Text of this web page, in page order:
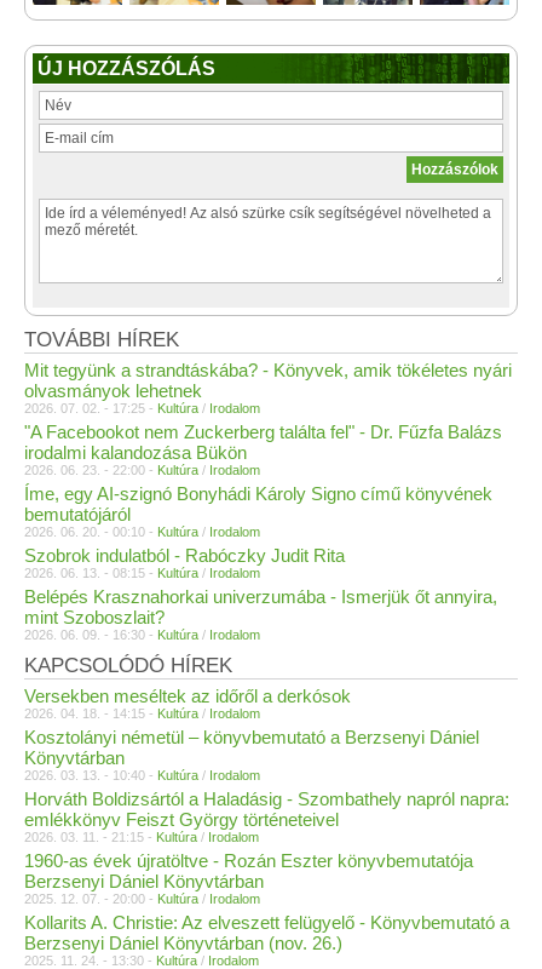
ÚJ HOZZÁSZÓLÁS
TOVÁBBI HÍREK
Mit tegyünk a strandtáskába? - Könyvek, amik tökéletes nyári
olvasmányok lehetnek
2026. 07. 02. - 17:25 - Kultúra / Irodalom
"A Facebookot nem Zuckerberg találta fel" - Dr. Fűzfa Balázs
irodalmi kalandozása Bükön
2026. 06. 23. - 22:00 - Kultúra / Irodalom
Íme, egy AI-szignó Bonyhádi Károly Signo című könyvének
bemutatójáról
2026. 06. 20. - 00:10 - Kultúra / Irodalom
Szobrok indulatból - Rabóczky Judit Rita
2026. 06. 13. - 08:15 - Kultúra / Irodalom
Belépés Krasznahorkai univerzumába - Ismerjük őt annyira,
mint Szoboszlait?
2026. 06. 09. - 16:30 - Kultúra / Irodalom
KAPCSOLÓDÓ HÍREK
Versekben meséltek az időről a derkósok
2026. 04. 18. - 14:15 - Kultúra / Irodalom
Kosztolányi németül – könyvbemutató a Berzsenyi Dániel
Könyvtárban
2026. 03. 13. - 10:40 - Kultúra / Irodalom
Horváth Boldizsártól a Haladásig - Szombathely napról napra:
emlékkönyv Feiszt György történeteivel
2026. 03. 11. - 21:15 - Kultúra / Irodalom
1960-as évek újratöltve - Rozán Eszter könyvbemutatója
Berzsenyi Dániel Könyvtárban
2025. 12. 07. - 20:00 - Kultúra / Irodalom
Kollarits A. Christie: Az elveszett felügyelő - Könyvbemutató a
Berzsenyi Dániel Könyvtárban (nov. 26.)
2025. 11. 24. - 13:30 - Kultúra / Irodalom